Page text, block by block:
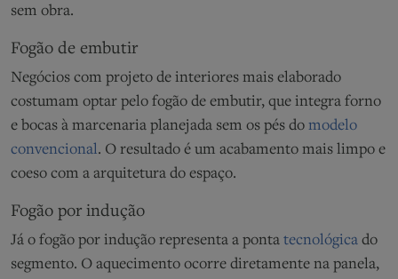
sem obra.
Fogão de embutir
Negócios com projeto de interiores mais elaborado
costumam optar pelo fogão de embutir, que integra forno
e bocas à marcenaria planejada sem os pés do modelo
convencional. O resultado é um acabamento mais limpo e
coeso com a arquitetura do espaço.
Fogão por indução
Já o fogão por indução representa a ponta tecnológica do
segmento. O aquecimento ocorre diretamente na panela,